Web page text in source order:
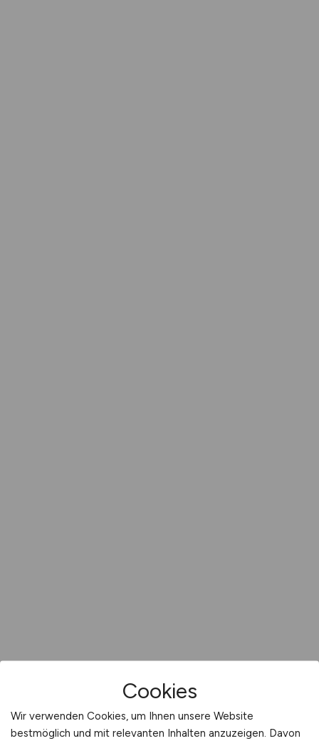
Cookies
Wir verwenden Cookies, um Ihnen unsere Website
bestmöglich und mit relevanten Inhalten anzuzeigen. Davon